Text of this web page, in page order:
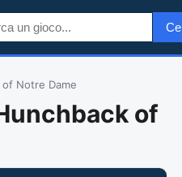
Notre Dame
of